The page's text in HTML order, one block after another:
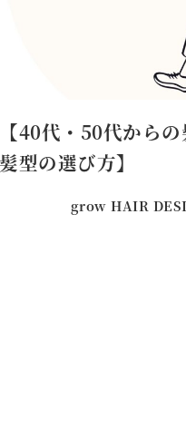
【40代・50代から
髪型の選び方】
grow HAIR